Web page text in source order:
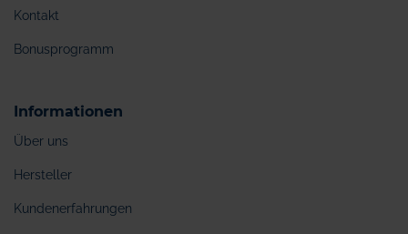
Kontakt
Bonusprogramm
Informationen
Über uns
Hersteller
Kundenerfahrungen